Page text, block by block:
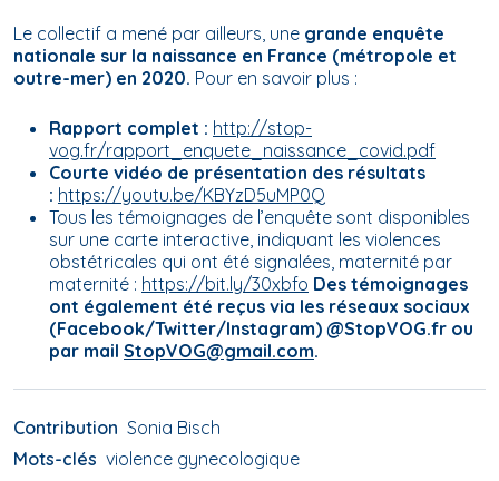
Le collectif a mené par ailleurs, une grande enquête
nationale sur la naissance en France (métropole et
outre-mer) en 2020. Pour en savoir plus :
Rapport complet : http://stop-
vog.fr/rapport_enquete_naissance_covid.pdf
Courte vidéo de présentation des résultats
: https://youtu.be/KBYzD5uMP0Q
Tous les témoignages de l’enquête sont disponibles
sur une carte interactive, indiquant les violences
obstétricales qui ont été signalées, maternité par
maternité : https://bit.ly/30xbfo Des témoignages
ont également été reçus via les réseaux sociaux
(Facebook/Twitter/Instagram) @StopVOG.fr ou
par mail StopVOG@gmail.com.
Contribution Sonia Bisch
Mots-clés violence gynecologique